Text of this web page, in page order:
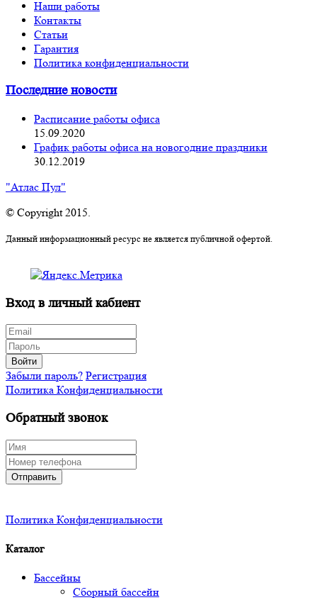
Наши работы
Контакты
Статьи
Гарантия
Политика конфиденциальности
Последние новости
Расписание работы офиса
15.09.2020
График работы офиса на новогодние праздники
30.12.2019
"Атлас Пул"
© Copyright 2015.
Данный информационный ресурс не является публичной офертой.
Вход в личный кабиент
Войти
Забыли пароль? Регистрация
Политика Конфиденциальности
Обратный звонок
Отправить
Политика Конфиденциальности
Каталог
Бассейны
Сборный бассейн